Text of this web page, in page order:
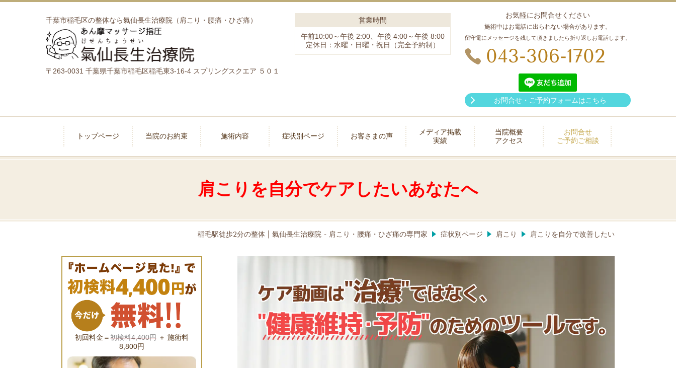
千葉市稲毛区の整体なら氣仙長生治療院（肩こり・腰痛・ひざ痛）
〒263-0031 千葉県千葉市稲毛区稲毛東3-16-4 スプリングスクエア ５０１
営業時間
午前10:00～午後 2:00、午後 4:00～午後 8:00
定休日：水曜・日曜・祝日（完全予約制）
お気軽にお問合せください
施術中はお電話に出られない場合があります。
留守電にメッセージを残して頂きましたら折り返しお電話します。
043-306-1702
お問合せ・ご予約フォームはこちら
トップページ 当院のお約束 施術内容 症状別ページ お客さまの声
メディア掲載
実績
当院概要
アクセス
お問合せ
ご予約ご相談
肩こりを自分でケアしたいあなたへ
稲毛駅徒歩2分の整体 | 氣仙長生治療院 - 肩こり・腰痛・ひざ痛の専門家 症状別ページ 肩こり 肩こりを自分で改善したい
初回料金＝初検料4,400円 ＋ 施術料
8,800円